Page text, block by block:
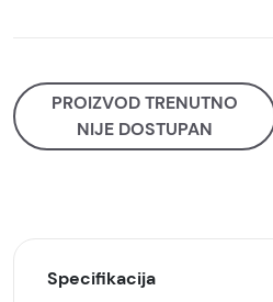
PROIZVOD TRENUTNO
NIJE DOSTUPAN
Specifikacija